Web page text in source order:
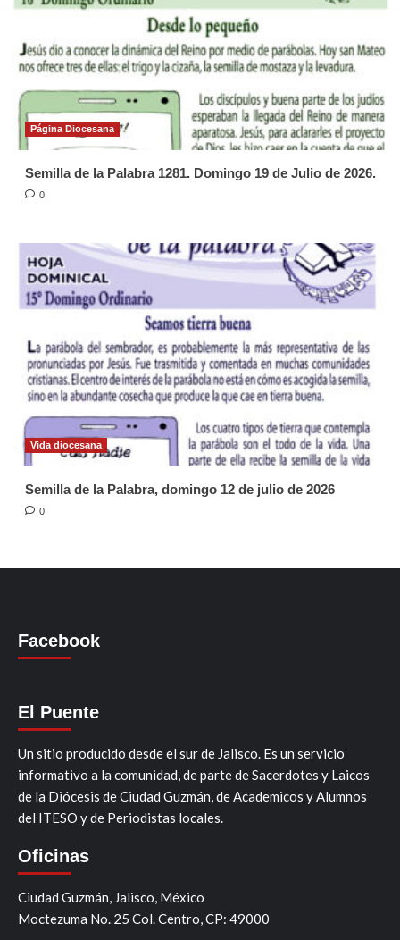
Página Diocesana
Semilla de la Palabra 1281. Domingo 19 de Julio de 2026.
0
Vida diocesana
Semilla de la Palabra, domingo 12 de julio de 2026
0
Facebook
El Puente
Un sitio producido desde el sur de Jalisco. Es un servicio
informativo a la comunidad, de parte de Sacerdotes y Laicos
de la Diócesis de Ciudad Guzmán, de Academicos y Alumnos
del ITESO y de Periodistas locales.
Oficinas
Ciudad Guzmán, Jalisco, México
Moctezuma No. 25 Col. Centro, CP: 49000